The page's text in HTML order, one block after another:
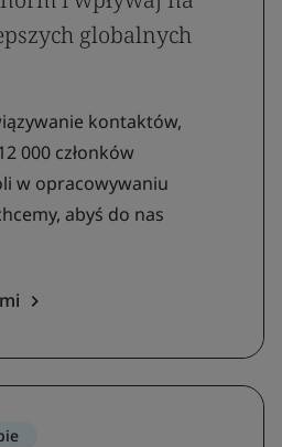
globalnych
kontaktów,
000 członków
w opracowywaniu
abyś do nas